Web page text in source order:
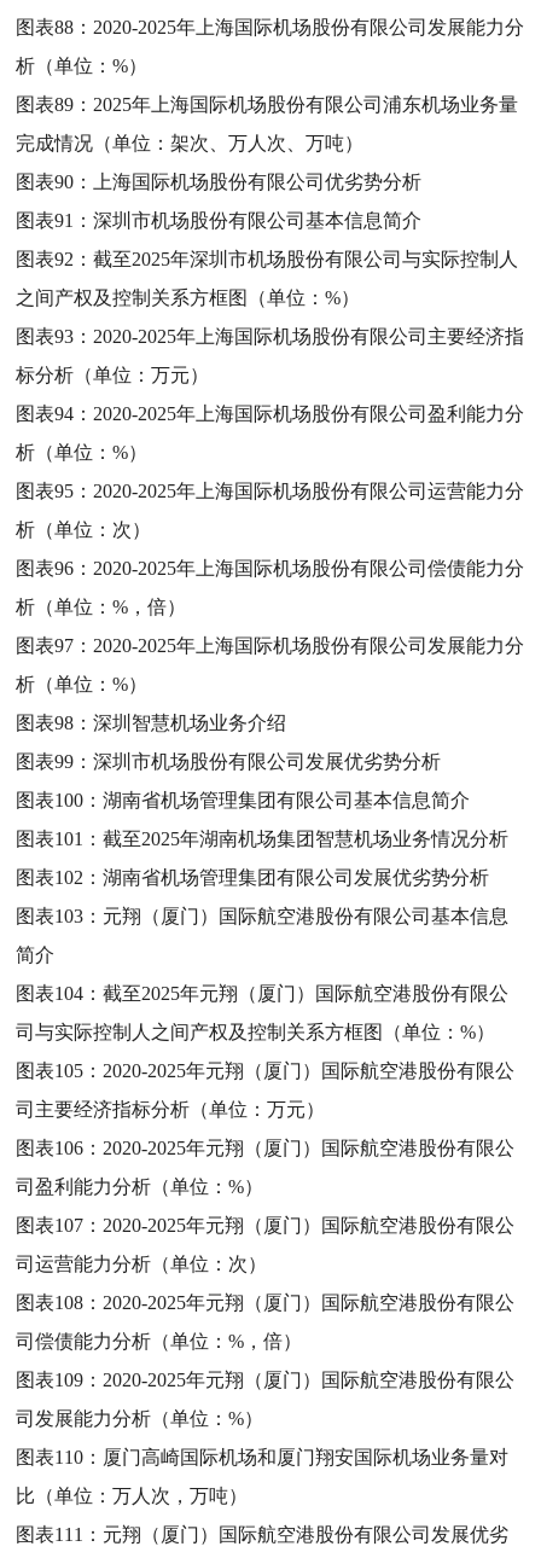
图表88： 2020-2025年上海国际机场股份有限公司发展能力分
析（单位：%）
图表89： 2025年上海国际机场股份有限公司浦东机场业务量
完成情况（单位：架次、万人次、万吨）
图表90：
上海国际机场股份有限公司优劣势分析
图表91：深圳市机场股份有限公司基本信息简介
图表92：截至2025年深圳市机场股份有限公司与实际控制人
之间产权及控制关系方框图（单位：%）
图表93： 2020-2025年上海国际机场股份有限公司主要经济指
标分析（单位：万元）
图表94： 2020-2025年上海国际机场股份有限公司盈利能力分
析（单位：%）
图表95： 2020-2025年上海国际机场股份有限公司运营能力分
析（单位：次）
图表96： 2020-2025年上海国际机场股份有限公司偿债能力分
析（单位：%，倍）
图表97： 2020-2025年上海国际机场股份有限公司发展能力分
析（单位：%）
图表98：深圳智慧机场业务介绍
图表99：深圳市机场股份有限公司发展优劣势分析
图表100：湖南省机场管理集团有限公司基本信息简介
图表101：截至2025年湖南机场集团智慧机场业务情况分析
图表102：湖南省机场管理集团有限公司发展优劣势分析
图表103： 元翔（厦门）国际航空港股份有限公司基本信息
简介
图表104：截至2025年元翔（厦门）国际航空港股份有限公
司与实际控制人之间产权及控制关系方框图（单位：%）
图表105： 2020-2025年元翔（厦门）国际航空港股份有限公
司主要经济指标分析（单位：万元）
图表106： 2020-2025年元翔（厦门）国际航空港股份有限公
司盈利能力分析（单位：%）
图表107： 2020-2025年元翔（厦门）国际航空港股份有限公
司运营能力分析（单位：次）
图表108： 2020-2025年元翔（厦门）国际航空港股份有限公
司偿债能力分析（单位：%，倍）
图表109： 2020-2025年元翔（厦门）国际航空港股份有限公
司发展能力分析（单位：%）
图表110： 厦门高崎国际机场和厦门翔安国际机场业务量对
比（单位：万人次，万吨）
图表111： 元翔（厦门）国际航空港股份有限公司发展优劣